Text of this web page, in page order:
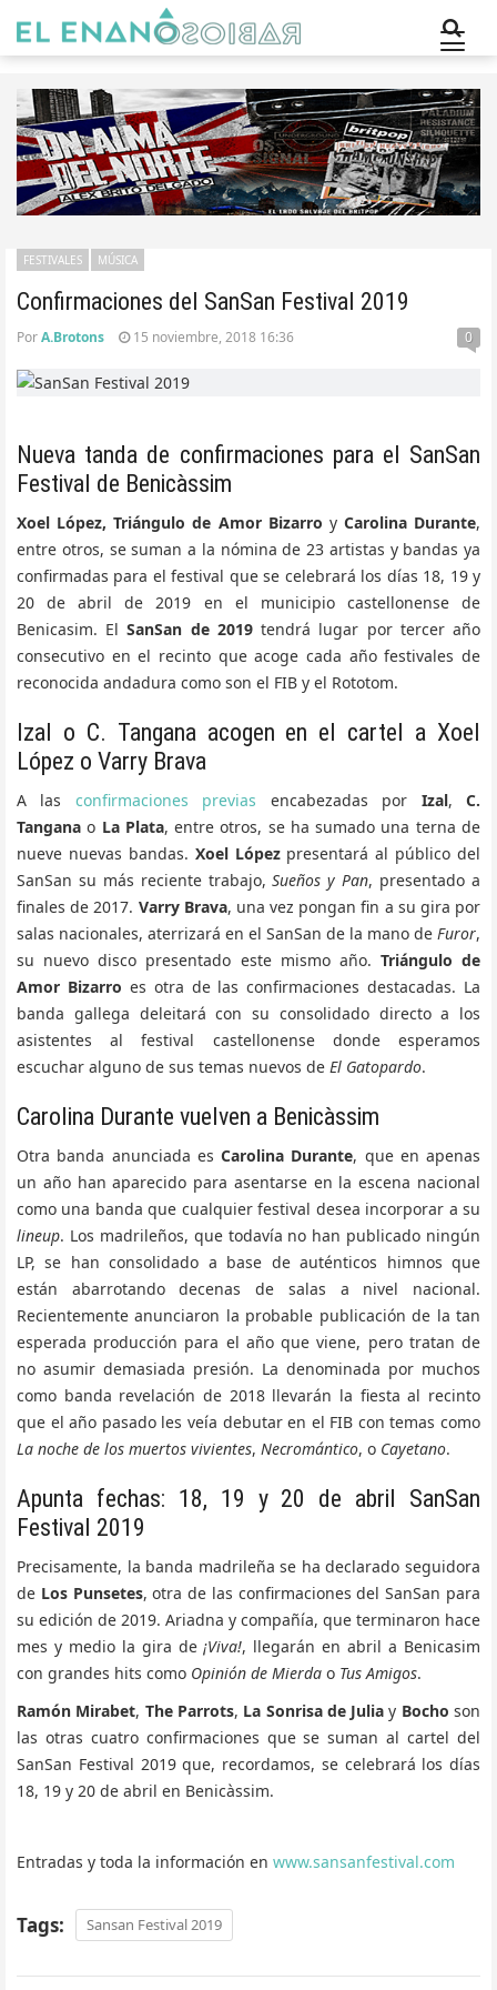
Confirmaciones del SanSan Festival 2019
FESTIVALES MÚSICA
PorA.Brotons 15 noviembre, 2018 16:36 0
Nueva tanda de confirmaciones para el SanSan
Festival de Benicàssim
Xoel López, Triángulo de Amor Bizarro yCarolina Durante,
entre otros, se suman a la nómina de 23 artistas y bandas ya
confirmadas para el festival que se celebrará los días 18, 19 y
20 de abril de 2019 en el municipio castellonense de
Benicasim. El SanSan de 2019tendrá lugar por tercer año
consecutivo en el recinto que acoge cada año festivales de
reconocida andadura como son el FIB y el Rototom.
Izal o C. Tangana acogen en el cartel a Xoel
López o Varry Brava
A las confirmaciones previas encabezadas por Izal,C.
Tangana o La Plata, entre otros, se ha sumado una terna de
nueve nuevas bandas. Xoel Lópezpresentará al público del
SanSan su más reciente trabajo,Sueños y Pan, presentado a
finales de 2017. Varry Brava, una vez pongan fin a su gira por
salas nacionales, aterrizará en el SanSan de la mano de Furor,
su nuevo disco presentado este mismo año. Triángulo de
Amor Bizarro es otra de las confirmaciones destacadas. La
banda gallega deleitará con su consolidado directo a los
asistentes al festival castellonense donde esperamos
escuchar alguno de sus temas nuevos de El Gatopardo.
Carolina Durante vuelven a Benicàssim
Otra banda anunciada es Carolina Durante, que en apenas
un año han aparecido para asentarse en la escena nacional
como una banda que cualquier festival desea incorporar a su
lineup. Los madrileños, que todavía no han publicado ningún
LP, se han consolidado a base de auténticos himnos que
están abarrotando decenas de salas a nivel nacional.
Recientemente anunciaron la probable publicación de la tan
esperada producción para el año que viene, pero tratan de
no asumir demasiada presión. La denominada por muchos
como banda revelación de 2018 llevarán la fiesta al recinto
que el año pasado les veía debutar en el FIB con temas como
La noche de los muertos vivientes, Necromántico, o Cayetano.
Apunta fechas: 18, 19 y 20 de abril SanSan
Festival 2019
Precisamente, la banda madrileña se ha declarado seguidora
de Los Punsetes, otra de las confirmaciones del SanSan para
su edición de 2019. Ariadna y compañía, que terminaron hace
mes y medio la gira de¡Viva!, llegarán en abril a Benicasim
con grandes hits como Opinión de Mierda o Tus Amigos.
Ramón Mirabet, The Parrots, La Sonrisa de Juliay Bocho son
las otras cuatro confirmaciones que se suman al cartel del
SanSan Festival 2019 que, recordamos, se celebrará los días
18, 19 y 20 de abril en Benicàssim.
Entradas y toda la información en www.sansanfestival.com
Tags: Sansan Festival 2019